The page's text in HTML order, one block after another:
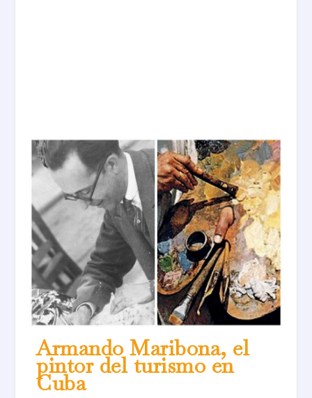
Armando Maribona, el
pintor del turismo en
Cuba